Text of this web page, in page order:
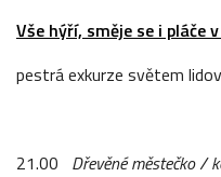
Vše hýří, směje se i pláče
pestrá exkurze světem
21.00 Dřevěné městečko